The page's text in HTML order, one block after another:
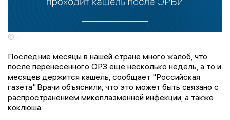
© -
Последние месяцы в нашей стране много жалоб, что
после перенесенного ОРЗ еще несколько недель, а то и
месяцев держится кашель, сообщает "Российская
газета".Врачи объяснили, что это может быть связано с
распространением микоплазменной инфекции, а также
коклюша.